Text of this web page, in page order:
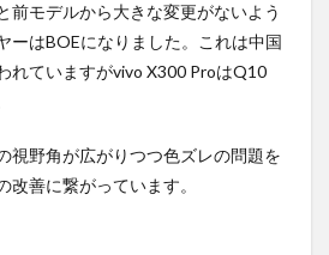
前モデルから大きな変更がないよう
ーはBOEになりました。これは中国
れていますがvivo X300 ProはQ10
視野角が広がりつつ色ズレの問題を
善に繋がっています。